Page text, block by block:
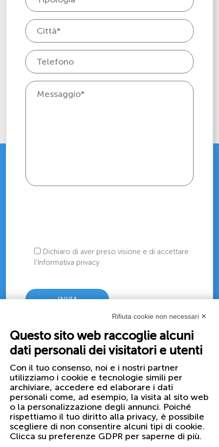
Dichiaro di aver preso visione e di accettare
l’Informativa privacy
Rifiuta cookie non necessari ✕
Questo sito web raccoglie alcuni
dati personali dei visitatori e utenti
Con il tuo consenso, noi e i nostri partner
utilizziamo i cookie e tecnologie simili per
archiviare, accedere ed elaborare i dati
personali come, ad esempio, la visita al sito web
o la personalizzazione degli annunci. Poiché
rispettiamo il tuo diritto alla privacy, è possibile
scegliere di non consentire alcuni tipi di cookie.
Clicca su preferenze GDPR per saperne di più.